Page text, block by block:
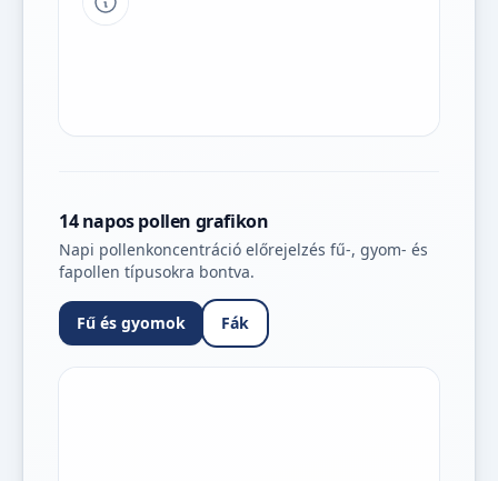
Tipp a grafikon jelmagyarázatához
14 napos pollen grafikon
Napi pollenkoncentráció előrejelzés fű-, gyom- és
fapollen típusokra bontva.
Fű és gyomok Fák